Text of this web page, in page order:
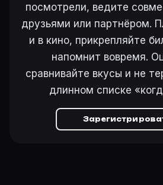
посмотрели, ведите
друзьями или партнёром.
и в кино, прикрепляйте
напомнит вовремя.
сравнивайте вкусы и не
длинном списке